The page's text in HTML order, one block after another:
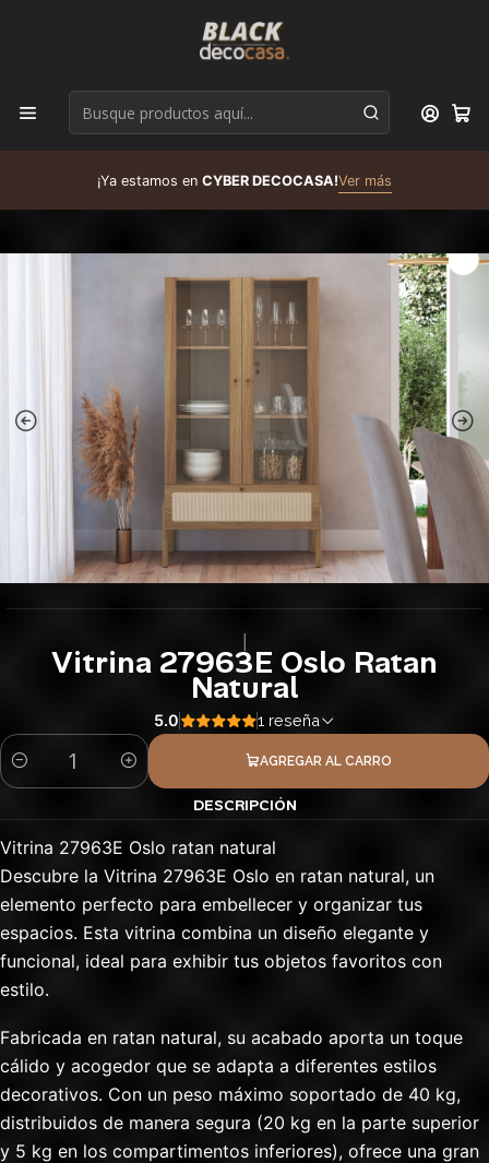
¡Ya estamos en CYBER DECOCASA!Ver más
Vitrina 27963E Oslo Ratan
Natural
5.0 1 reseña
Cantidad
AGREGAR AL CARRO
DESCRIPCIÓN
Vitrina 27963E Oslo ratan natural
Descubre la Vitrina 27963E Oslo en ratan natural, un
elemento perfecto para embellecer y organizar tus
espacios. Esta vitrina combina un diseño elegante y
funcional, ideal para exhibir tus objetos favoritos con
estilo.
Fabricada en ratan natural, su acabado aporta un toque
cálido y acogedor que se adapta a diferentes estilos
decorativos. Con un peso máximo soportado de 40 kg,
distribuidos de manera segura (20 kg en la parte superior
y 5 kg en los compartimentos inferiores), ofrece una gran